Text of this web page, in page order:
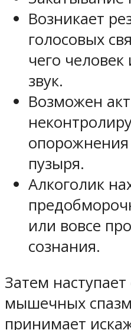
Возникает
голосовых
чего
звук.
Возможен акт
пузыря.
Алкоголик
или вовсе
сознания.
Затем
мышечных
принимает